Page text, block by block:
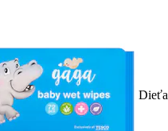
Dieťa